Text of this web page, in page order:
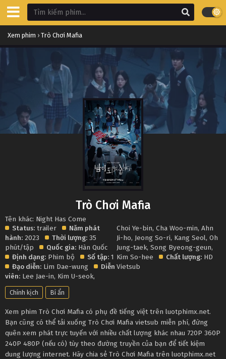
Xem phim › Trò Chơi Mafia
Trò Chơi Mafia
Tên khác: Night Has Come
Status: trailer
Năm phát
hành: 2023 Thời lượng: 35
phút/tập
Quốc gia: Hàn Quốc
Định dạng: Phim bộ Số tập: 1
Đạo diễn: Lim Dae-wung
Diễn
viên: Lee Jae-in, Kim U-seok,
Choi Ye-bin,Cha Woo-min,Ahn
Ji-ho, Jeong So-ri, Kang Seol,Oh
Jung-taek,Song Byeong-geun,
Kim So-hee
Chất lượng:
Vietsub
Chính kịch Bí ẩn
Xem phim Trò Chơi Mafia có phụ đề tiếng việt trên luotphimx.net.
Bạn cũng có thể tải xuống Trò Chơi Mafia vietsub miễn phí, đừng
quên xem phát trực tuyến với nhiều chất lượng khác nhau 720P 360P
240P 480P (nếu có) tùy theo đường truyền của bạn để tiết kiệm
dung lượng internet. Hãy chia sẻ Trò Chơi Mafia trên luotphimx.net